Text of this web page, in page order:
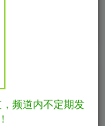
频道内不定期发